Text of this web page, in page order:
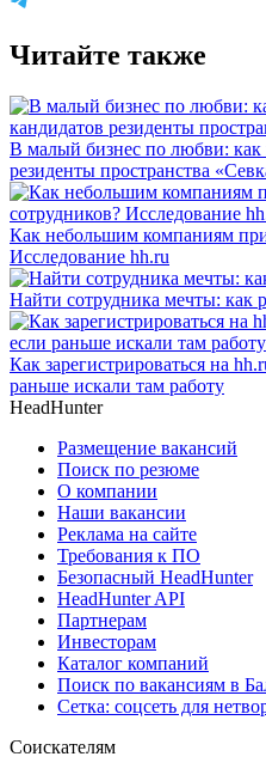
Читайте также
В малый бизнес по любви: как
резиденты пространства
Как небольшим компаниям
Исследование hh.ru
Найти сотрудника мечты: как
Как зарегистрироваться на
раньше искали там работу
HeadHunter
Размещение вакансий
Поиск по резюме
О компании
Наши вакансии
Реклама на сайте
Требования к ПО
Безопасный HeadHunter
HeadHunter API
Партнерам
Инвесторам
Каталог компаний
Поиск по вакансиям в
Сетка: соцсеть для
Соискателям